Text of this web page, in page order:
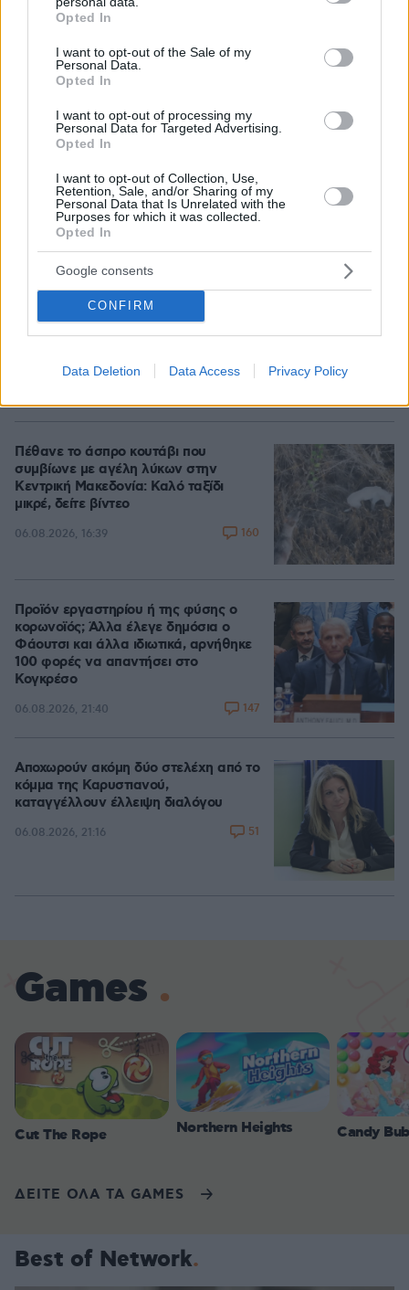
grant or deny consent to Google and its third-party tags to
use your data for below specified purposes in below Google
consent section.
Opted In
I want to opt-out of the Sale of my
Personal Data.
Opted In
I want to opt-out of processing my
Personal Data for Targeted Advertising.
Opted In
I want to opt-out of Collection, Use,
Retention, Sale, and/or Sharing of my
Personal Data that Is Unrelated with the
Purposes for which it was collected.
Opted In
Google consents
CONFIRM
Data Deletion Data Access Privacy Policy
βοηθήσει τη φίλη της και πνίγηκε, τα
παιδιά φώναζαν για βοήθεια
06.08.2026, 21:23 56
Γιώργος Παράσχος: Χαμογελαστός,
δίνει τη μάχη του με τον καρκίνο,
μπήκε στο νοσοκομείο για νέα
θεραπεία
06.08.2026, 18:00 57
Αριστοτέλης Δαμίγος: Σε κλίμα
οδύνης έγινε η αποτέφρωση του
φωτογραφίες
Πέθανε το άσπρο κουτάβι που
συμβίωνε με αγέλη λύκων στην
Κεντρική Μακεδονία: Καλό ταξίδι
μικρέ, δείτε βίντεο
06.08.2026, 16:39 160
Προϊόν εργαστηρίου ή της φύσης ο
κορωνοϊός; Άλλα έλεγε δημόσια ο
Φάουτσι και άλλα ιδιωτικά, αρνήθηκε
100 φορές να απαντήσει στο
Κογκρέσο
06.08.2026, 21:40 147
Αποχωρούν ακόμη δύο στελέχη από το
κόμμα της Καρυστιανού,
καταγγέλλουν έλλειψη διαλόγου
06.08.2026, 21:16 51
Games
Cut The Rope Northern Heights Candy
ΔΕΙΤΕ ΟΛΑ ΤΑ GAMES
Best of Network